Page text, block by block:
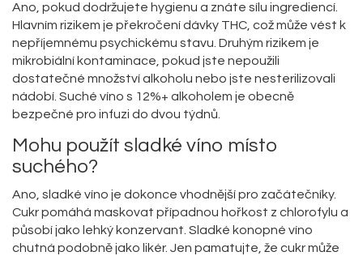
Ano, pokud dodržujete hygienu a znáte sílu ingrediencí.
Hlavním rizikem je překročení dávky THC, což může vést k
nepříjemnému psychickému stavu. Druhým rizikem je
mikrobiální kontaminace, pokud jste nepoužili
dostatečné množství alkoholu nebo jste nesterilizovali
nádobí. Suché víno s 12%+ alkoholem je obecně
bezpečné pro infuzi do dvou týdnů.
Mohu použít sladké víno místo
suchého?
Ano, sladké víno je dokonce vhodnější pro začátečníky.
Cukr pomáhá maskovat případnou hořkost z chlorofylu a
působí jako lehký konzervant. Sladké konopné víno
chutná podobně jako likér. Jen pamatujte, že cukr může